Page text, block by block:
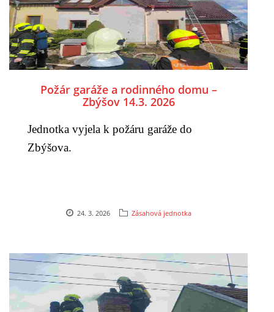
Požár garáže a rodinného domu –
Zbýšov 14.3. 2026
Jednotka vyjela k požáru garáže do
Zbýšova.
24. 3. 2026 Zásahová jednotka